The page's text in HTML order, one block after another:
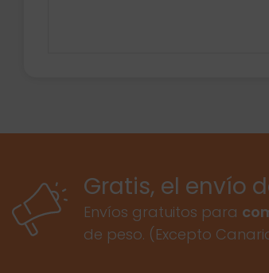
Gratis, el envío
Envíos gratuitos para
de peso. (Excepto